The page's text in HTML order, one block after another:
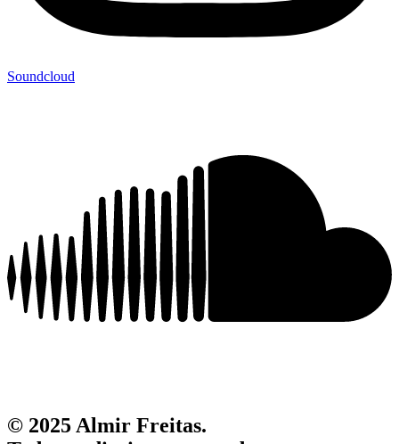
Soundcloud
© 2025 Almir Freitas.